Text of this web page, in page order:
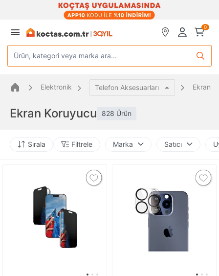
0
Ürün, kategori veya marka ara...
Elektronik Telefon Aksesuarları Ekran
Ekran Koruyucu 828 Ürün
Sırala Filtrele Marka Satıcı